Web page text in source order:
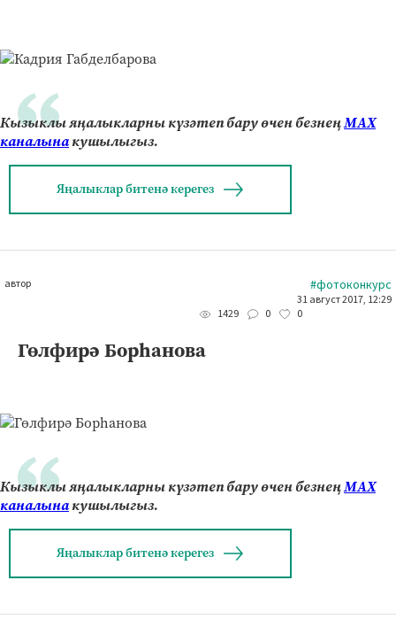
Кызыклы яңалыкларны күзәтеп бару өчен безнеңМАХ
каналынакушылыгыз.
Яңалыклар битенә керегез
автор #фотоконкурс
31 август 2017, 12:29
1429
0 0
Гөлфирә Борһанова
Кызыклы яңалыкларны күзәтеп бару өчен безнеңМАХ
каналынакушылыгыз.
Яңалыклар битенә керегез